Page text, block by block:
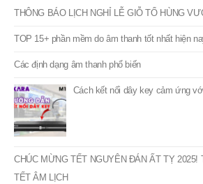
THÔNG BÁO LỊCH NGHỈ LỄ GIỖ TỔ HÙNG
TOP 15+ phần mềm do âm thanh tốt nhất hiện
Các định dạng âm thanh phổ biến
Cách kết nối dây key cảm ứng
CHÚC MỪNG TẾT NGUYÊN ĐÁN ẤT TỴ 2025!
TẾT ÂM LỊCH